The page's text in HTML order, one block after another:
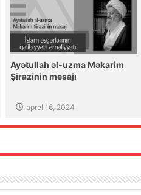
Ayətullah əl-uzma Məkarim
Şirazinin mesajı
aprel 16, 2024